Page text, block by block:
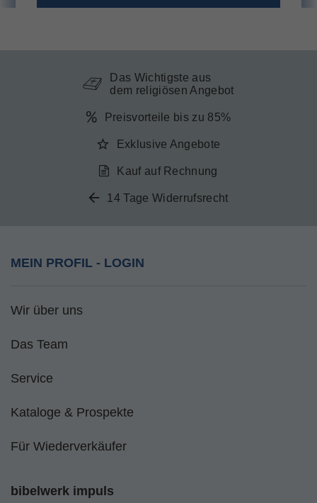
Das Wichtigste aus
dem religiösen Angebot
Preisvorteile bis zu 85%
Exklusive Angebote
Kauf auf Rechnung
14 Tage Widerrufsrecht
MEIN PROFIL - LOGIN
Wir über uns
Das Team
Service
Kataloge & Prospekte
Für Wiederverkäufer
bibelwerk impuls